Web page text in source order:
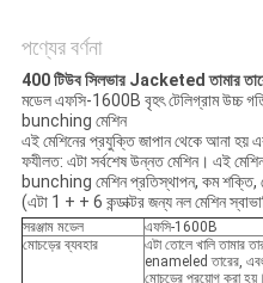
POLICY
পণ্যের বর্ণনা
400 টিউব সিলভার Jacketed তামার
মডেল এফসি-1600B বৃহৎ টেলিগ্রাম উচ্চ
bunching মেশিন
এই মেশিনের প্রযুক্তি জাপান থেকে আনা হয়
ফযীলত: এটা সর্বশেষ উন্নত মেশিন। এই
bunching মেশিন প্রতিস্থাপন, কম শক্তি,
(এটা 1 + + 6 কন্ডাক্টর জন্য নল মেশিন
সরঞ্জাম মডেল
এফসি-1600B
মোচড়ের ব্যবহার
এটা তোলে খালি তামার
enameled তারের,
মোচড়ের প্রয়োগ করা হয়।